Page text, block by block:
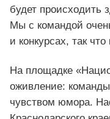
будет происходить
Мы с командой
и конкурсах, так
На площадке
оживление:
чувством юмора.